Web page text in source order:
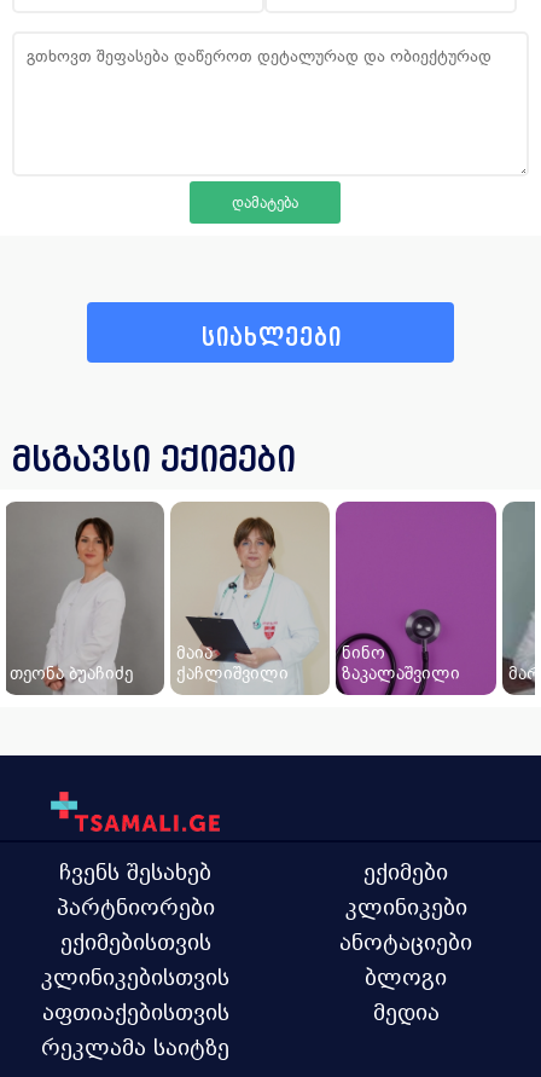
სიახლეები
მსგავსი ექიმები
თეონა ბუაჩიძე
მაია
ქაჩლიშვილი
ნინო
ზაკალაშვილი
ჩვენს შესახებ
პარტნიორები
ექიმებისთვის
კლინიკებისთვის
აფთიაქებისთვის
რეკლამა საიტზე
ექიმები
კლინიკები
ანოტაციები
ბლოგი
მედია